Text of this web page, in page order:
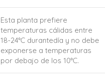
Esta planta prefiere
temperaturas cálidas entre
18-24°C durantedía y no debe
exponerse a temperaturas
por debajo de los 10°C.